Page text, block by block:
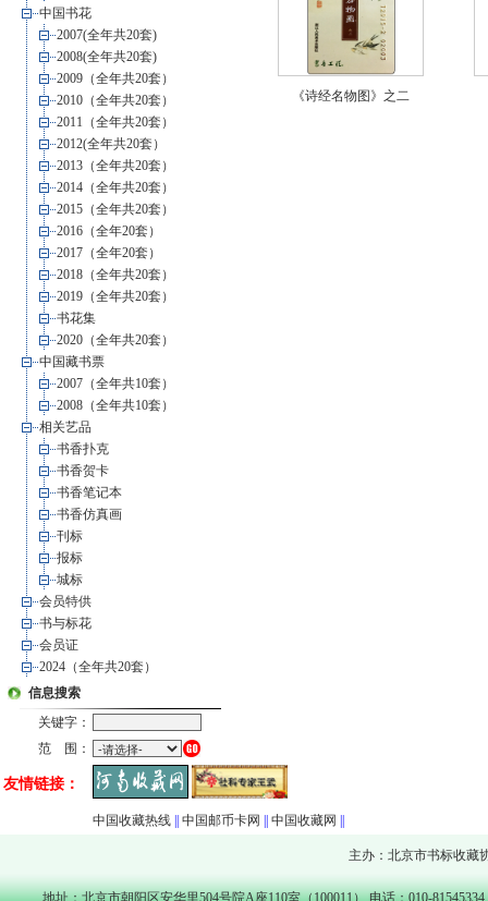
中国书花
2007(全年共20套)
2008(全年共20套)
2009（全年共20套）
2010（全年共20套）
2011（全年共20套）
2012(全年共20套）
2013（全年共20套）
2014（全年共20套）
2015（全年共20套）
2016（全年20套）
2017（全年20套）
2018（全年共20套）
2019（全年共20套）
书花集
2020（全年共20套）
中国藏书票
2007（全年共10套）
2008（全年共10套）
相关艺品
书香扑克
书香贺卡
书香笔记本
书香仿真画
刊标
报标
城标
会员特供
书与标花
会员证
2024（全年共20套）
信息搜索
关键字：
范 围：
《诗经名物图》之二
友情链接：
中国收藏热线 中国邮币卡网 中国收藏网
主办：北京市书标收
地址：北京市朝阳区安华里504号院A座110室（100011） 电话：010-